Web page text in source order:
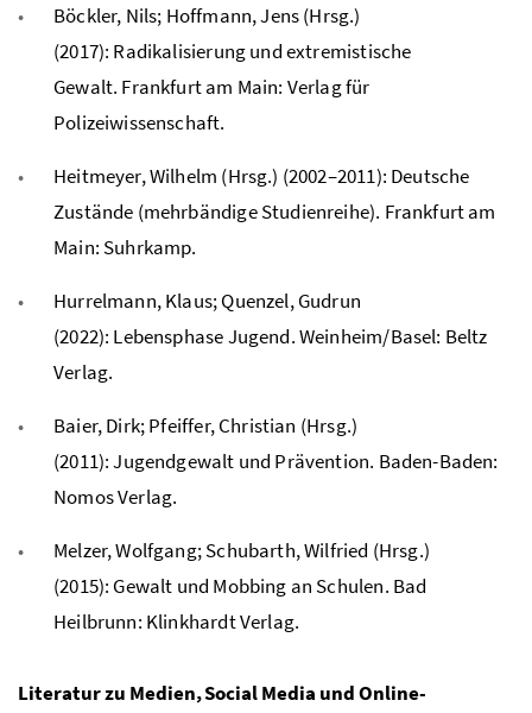
Böckler, Nils; Hoffmann, Jens (Hrsg.)
(2017): Radikalisierung und extremistische
Gewalt. Frankfurt am Main: Verlag für
Polizeiwissenschaft.
Heitmeyer, Wilhelm (Hrsg.) (2002–2011): Deutsche
Zustände (mehrbändige Studienreihe). Frankfurt am
Main: Suhrkamp.
Hurrelmann, Klaus; Quenzel, Gudrun
(2022): Lebensphase Jugend. Weinheim/Basel: Beltz
Verlag.
Baier, Dirk; Pfeiffer, Christian (Hrsg.)
(2011): Jugendgewalt und Prävention. Baden-Baden:
Nomos Verlag.
Melzer, Wolfgang; Schubarth, Wilfried (Hrsg.)
(2015): Gewalt und Mobbing an Schulen. Bad
Heilbrunn: Klinkhardt Verlag.
Literatur zu Medien, Social Media und Online-